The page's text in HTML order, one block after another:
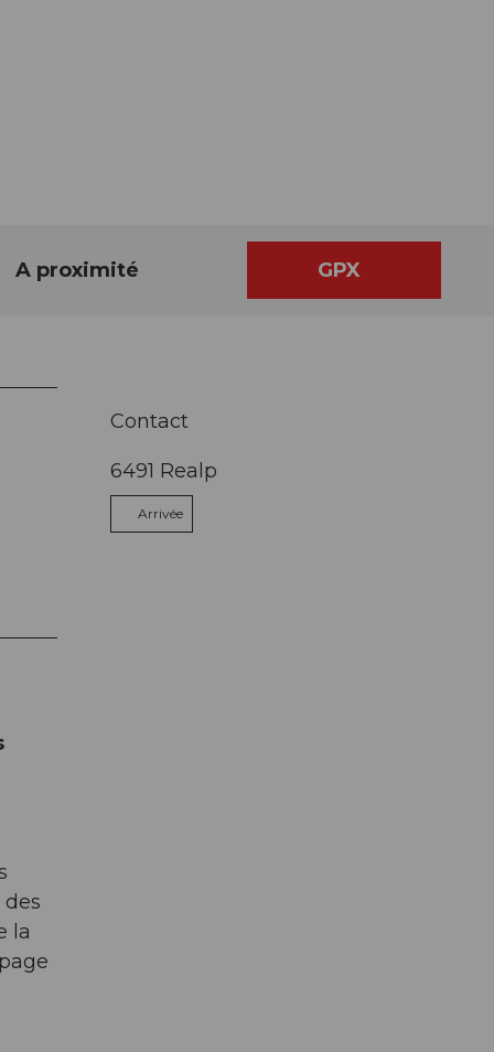
A proximité GPX
la
Contact
6491 Realp
Arrivée